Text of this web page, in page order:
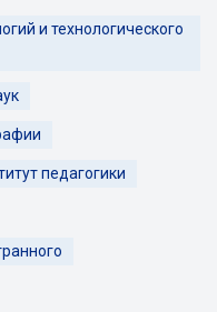
и технологического
педагогики